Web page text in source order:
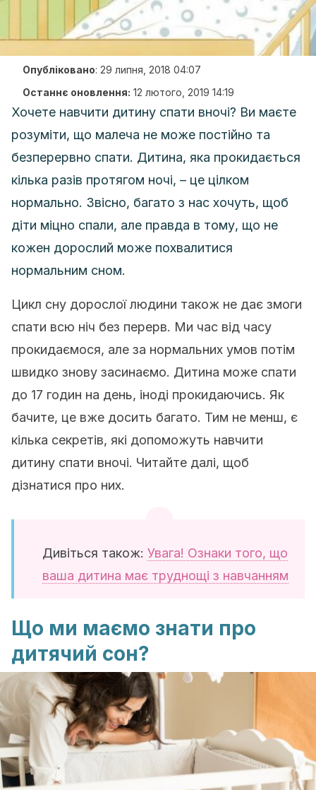
Опубліковано: 29 липня, 2018 04:07
Останнє оновлення: 12 лютого, 2019 14:19
Хочете навчити дитину спати вночі? Ви маєте
розуміти, що малеча не може постійно та
безперервно спати. Дитина, яка прокидається
кілька разів протягом ночі, – це цілком
нормально. Звісно, багато з нас хочуть, щоб
діти міцно спали, але правда в тому, що не
кожен дорослий може похвалитися
нормальним сном.
Цикл сну дорослої людини також не дає змоги
спати всю ніч без перерв. Ми час від часу
прокидаємося, але за нормальних умов потім
швидко знову засинаємо. Дитина може спати
до 17 годин на день, іноді прокидаючись. Як
бачите, це вже досить багато. Тим не менш, є
кілька секретів, які допоможуть навчити
дитину спати вночі. Читайте далі, щоб
дізнатися про них.
Дивіться також: Увага! Ознаки того, що
ваша дитина має труднощі з навчанням
Що ми маємо знати про
дитячий сон?